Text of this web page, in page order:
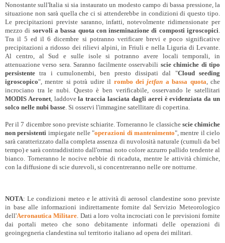
Nonostante sull'Italia si sia instaurato un modesto campo di bassa pressione, la
situazione non sarà quella che ci si attenderebbe in condizioni di questo tipo.
Le precipitazioni previste saranno, infatti, notevolmente ridimensionate per
mezzo di sorvoli a bassa quota con inseminazione di composti igroscopici
Tra il 5 ed il 6 dicembre si potranno verificare brevi e poco significative
precipitazioni a ridosso dei rilievi alpini, in Friuli e nella Liguria di Levante.
Al centro, al Sud e sulle isole si potranno avere locali temporali, in
attenuazione verso sera. Saranno facilmente osservabili scie chimiche di tipo
persistentetra i cumulonembi, ben presto dissipati dal "Cloud seeding
igroscopico", mentre si potrà udire il rombo deijetfan a bassa quota , che
incrociano tra le nubi. Questo è ben verificabile, osservando le satellitari
MODIS Aeronet, laddovela traccia lasciata dagli aerei è evidenziata da un
solco nelle nubi basse . Si osservi l'immagine satellitare di copertina.
Per il 7 dicembre sono previste schiarite. Torneranno le classiche scie chimiche
non persistenti impiegate nelle "operazioni di mantenimento", mentre il cielo
sarà caratterizzato dalla completa assenza di nuvolosità naturale (cumuli da bel
tempo) e sarà contraddistinto dall'ormai noto colore azzurro pallido tendente al
bianco. Torneranno le nocive nebbie di ricaduta, mentre le attività chimiche,
con la diffusione di scie durevoli, si concentreranno nelle ore notturne.
NOTA: Le condizioni meteo e le attività di aerosol clandestine sono previste
in base alle informazioni indirettamente fornite dal Servizio Meteorologico
dell'Aeronautica Militare. Dati a loro volta incrociati con le previsioni fornite
dai portali meteo che sono debitamente informati delle operazioni di
geoingegneria clandestina sul territorio italiano ad opera dei militari.